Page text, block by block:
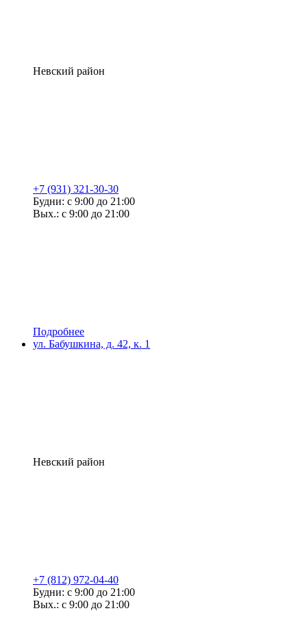
Невский район
+7 (931) 321-30-30
Будни: с 9:00 до 21:00
Вых.: с 9:00 до 21:00
Подробнее
ул. Бабушкина, д. 42, к. 1
Невский район
+7 (812) 972-04-40
Будни: с 9:00 до 21:00
Вых.: с 9:00 до 21:00